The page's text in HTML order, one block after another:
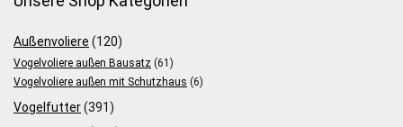
Außenvoliere (120)
Vogelvoliere außen Bausatz (61)
Vogelvoliere außen mit Schutzhaus (6)
Vogelfutter(391)